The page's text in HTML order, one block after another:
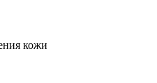
кожи